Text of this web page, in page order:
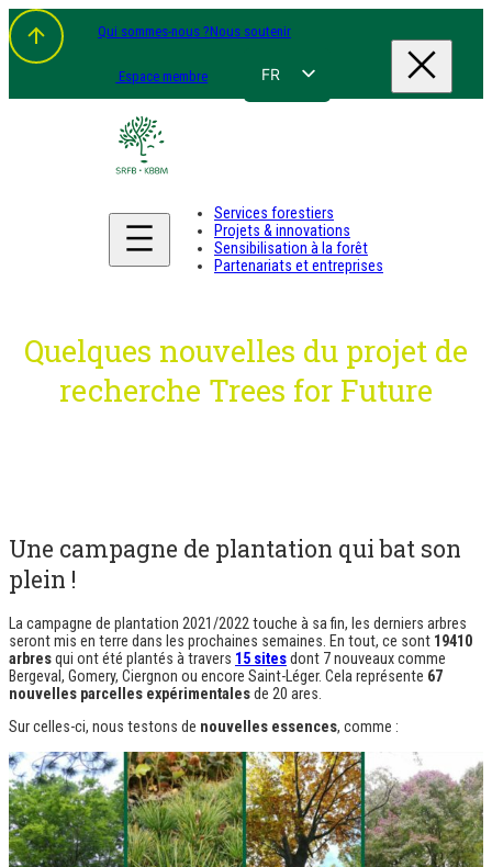
Aller
au
contenu
Qui sommes-nous ?Nous soutenir
Espace membre FR
DE
Services forestiers
Projets & innovations
Sensibilisation à la forêt
Partenariats et entreprises
Quelques nouvelles du projet de
recherche Trees for Future
Une campagne de plantation qui bat son
plein !
La campagne de plantation 2021/2022 touche à sa fin, les derniers arbres
seront mis en terre dans les prochaines semaines. En tout, ce sont 19410
arbresqui ont été plantés à travers 15 sitesdont 7 nouveaux comme
Bergeval, Gomery, Ciergnon ou encore Saint-Léger. Cela représente 67
nouvelles parcelles expérimentalesde 20 ares.
Sur celles-ci, nous testons de nouvelles essences, comme :